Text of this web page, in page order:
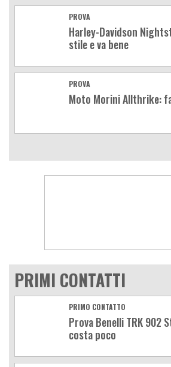
PROVA
Harley-Davidson
stile e va bene
PROVA
Moto Morini Allthrike:
PRIMI CONTATTI
PRIMO CONTATTO
Prova Benelli TRK 902
costa poco